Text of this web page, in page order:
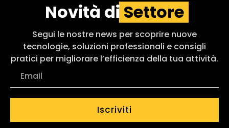
Novità di Settore
Segui le nostre news per scoprire nuove
tecnologie, soluzioni professionali e consigli
pratici per migliorare l’efficienza della tua attività.
Iscriviti